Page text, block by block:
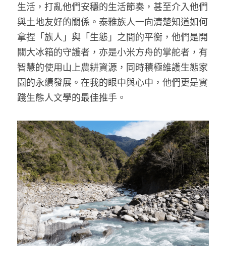
生活，打亂他們安穩的生活節奏，甚至介入他們
與土地友好的關係。泰雅族人一向清楚知道如何
拿捏「族人」與「生態」之間的平衡，他們是開
關大冰箱的守護者，亦是小米方舟的掌舵者，有
智慧的使用山上農耕資源，同時積極維護生態家
園的永續發展。在我的眼中與心中，他們更是實
踐生態人文學的最佳推手。